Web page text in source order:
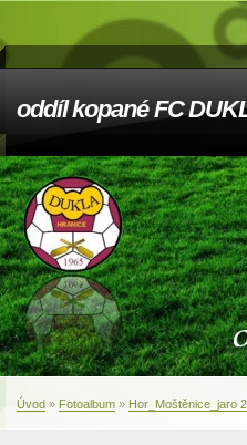
oddíl kopané FC
Úvod » Fotoalbum » Hor_Moštěnice_jaro